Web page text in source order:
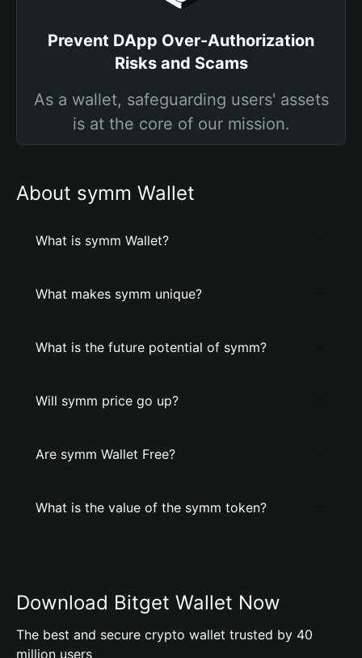
Prevent DApp Over-Authorization
Risks and Scams
As a wallet, safeguarding users' assets
is at the core of our mission.
About symm Wallet
What is symm Wallet?
What makes symm unique?
What is the future potential of symm?
Will symm price go up?
Are symm Wallet Free?
What is the value of the symm token?
Download Bitget Wallet Now
The best and secure crypto wallet trusted by 40
million users